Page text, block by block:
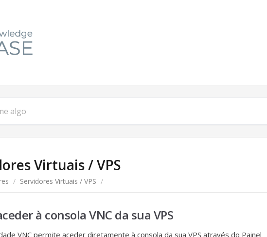
Virtuais / VPS
/ Servidores Virtuais / VPS /
à consola VNC da sua VPS
VNC permite aceder diretamente à consola da sua VPS através do Painel